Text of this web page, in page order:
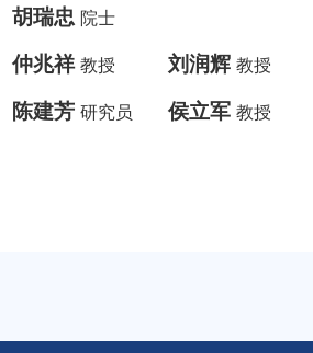
胡瑞忠 院士
仲兆祥 教授 刘润辉 教授
陈建芳 研究员 侯立军 教授